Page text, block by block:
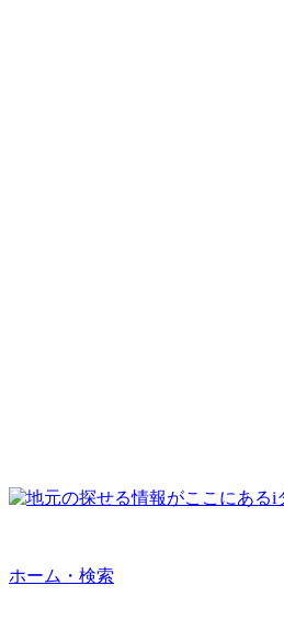
ホーム・検索